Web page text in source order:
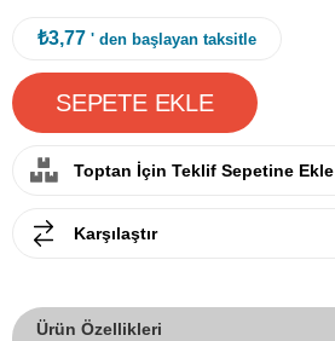
₺3,77 ' den başlayan taksitle
Toptan İçin Teklif Sepetine Ekle
Karşılaştır
Ürün Özellikleri